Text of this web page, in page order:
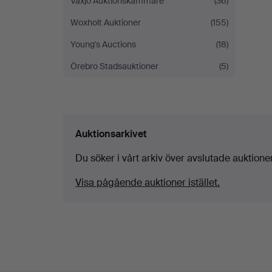
Woxholt Auktioner
(155)
Young's Auctions
(18)
Örebro Stadsauktioner
(5)
Auktionsarkivet
Du söker i vårt arkiv över avslutade
Visa pågående auktioner istället.